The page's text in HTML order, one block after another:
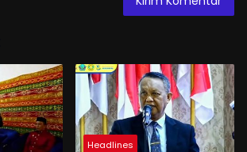
Headlines